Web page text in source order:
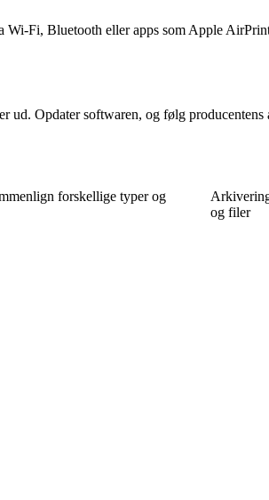
Wi-Fi, Bluetooth eller apps som Apple
Opdater softwaren, og følg
forskellige typer og
og filer